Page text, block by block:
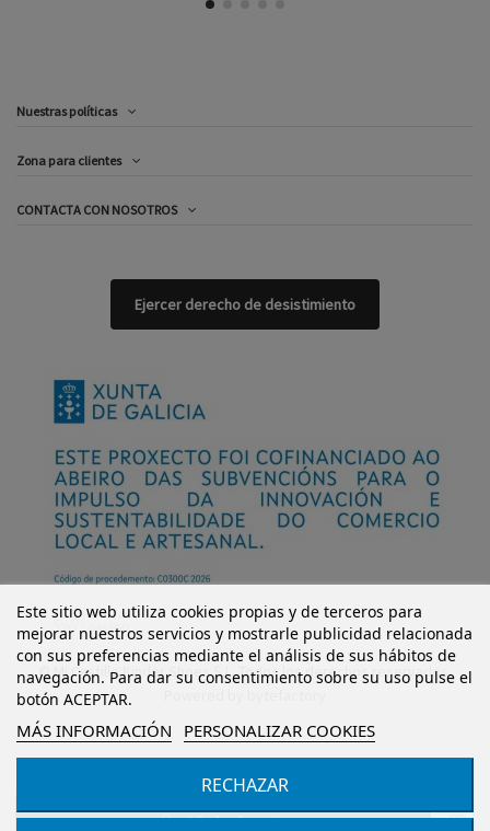
Añadir al carrito
Nuestras políticas
Zona para clientes
CONTACTA CON NOSOTROS
Este sitio web utiliza cookies propias y de terceros para
mejorar nuestros servicios y mostrarle publicidad relacionada
con sus preferencias mediante el análisis de sus hábitos de
navegación. Para dar su consentimiento sobre su uso pulse el
botón ACEPTAR.
MÁS INFORMACIÓN PERSONALIZAR COOKIES
RECHAZAR
Ejercer derecho de desistimiento
© Mi Castillo Kinder Shoes S.L. Todos los derechos reservados.